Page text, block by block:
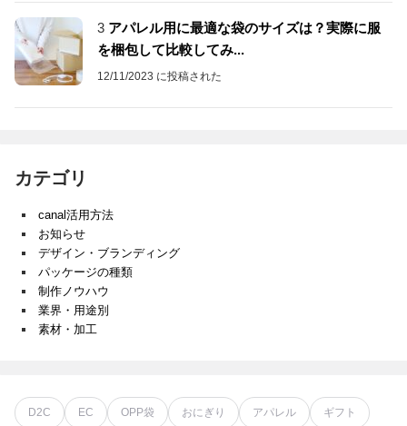
3 アパレル用に最適な袋のサイズは？実際に服
を梱包して比較してみ...
12/11/2023 に投稿された
カテゴリ
canal活用方法
お知らせ
デザイン・ブランディング
パッケージの種類
制作ノウハウ
業界・用途別
素材・加工
D2C EC OPP袋 おにぎり アパレル ギフト